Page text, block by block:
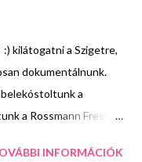
kilátogatni a Szigetre,
dokumentálnunk.
a
a Rossmann Fresh
INFORMÁCIÓK